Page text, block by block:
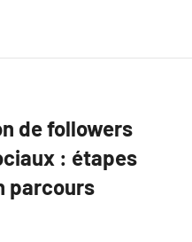
de followers
: étapes
parcours